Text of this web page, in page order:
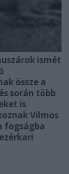
ismét
össze a
során több
is
Vilmos
fogságba